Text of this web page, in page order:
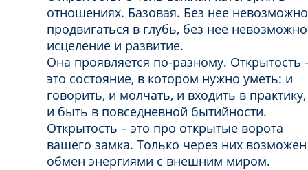
отношениях. Базовая. Без нее невозможно
продвигаться в глубь, без нее невозможно
исцеление и развитие.
Она проявляется по-разному. Открытость
это состояние, в котором нужно уметь: и
говорить, и молчать, и входить в практику,
и быть в повседневной бытийности.
Открытость – это про открытые ворота
вашего замка. Только через них возможен
обмен энергиями с внешним миром.